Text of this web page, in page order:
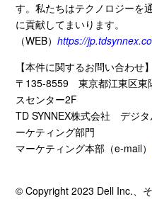
す。私たちはテクノロジーを
に貢献してまいります。
（WEB）https://
【本件に関するお問い合わせ】
〒 135-8559 東京都江東区東
スセンター2F
TD SYNNEX株式会社 デジタ
ーケティング部門
マーケティング本部（e-mail
© Copyright 2023 Dell Inc.、